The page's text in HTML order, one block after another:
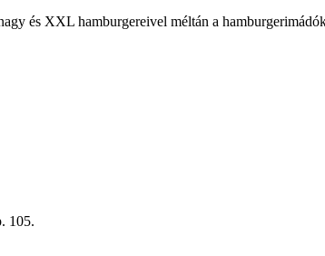
és XXL hamburgereivel méltán a
105.